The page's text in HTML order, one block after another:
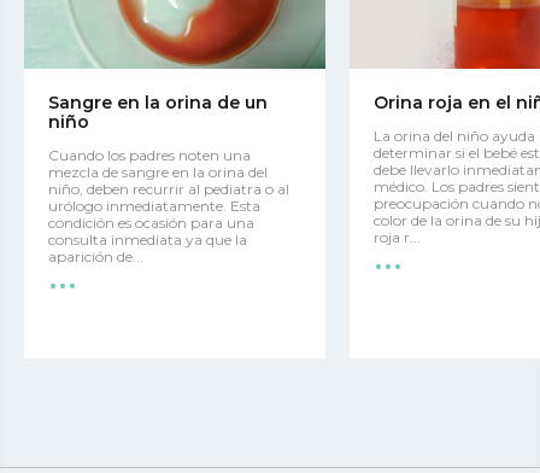
Sangre en la orina de un
niño
Cuando los padres noten una
mezcla de sangre en la orina del
niño, deben recurrir al pediatra o al
urólogo inmediatamente. Esta
condición es ocasión para una
consulta inmediata ya que la
aparición de...
...
Orina roja en el
La orina del niño ayuda
determinar si el bebé
debe llevarlo
médico. Los padres
preocupación cuando
color de la orina de su
roja r...
...